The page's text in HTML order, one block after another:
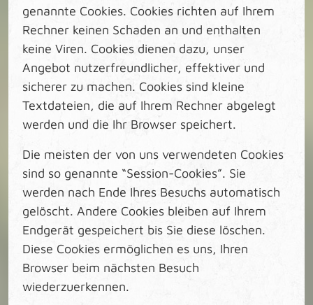
genannte Cookies. Cookies richten auf Ihrem
Rechner keinen Schaden an und enthalten
keine Viren. Cookies dienen dazu, unser
Angebot nutzerfreundlicher, effektiver und
sicherer zu machen. Cookies sind kleine
Textdateien, die auf Ihrem Rechner abgelegt
werden und die Ihr Browser speichert.
Die meisten der von uns verwendeten Cookies
sind so genannte “Session-Cookies”. Sie
werden nach Ende Ihres Besuchs automatisch
gelöscht. Andere Cookies bleiben auf Ihrem
Endgerät gespeichert bis Sie diese löschen.
Diese Cookies ermöglichen es uns, Ihren
Browser beim nächsten Besuch
wiederzuerkennen.